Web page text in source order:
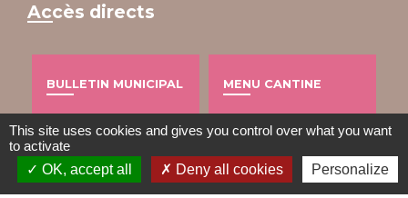
Accès directs
BULLETIN MUNICIPAL
import_contacts
MENU CANTINE
local_dining
This site uses cookies and gives you control over what you want
to activate
OK, accept all
Deny all cookies Personalize